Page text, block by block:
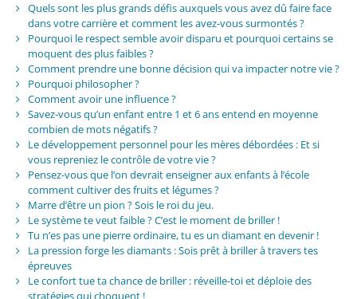
Quels sont les plus grands défis auxquels vous avez dû faire face
dans votre carrière et comment les avez-vous surmontés ?
Pourquoi le respect semble avoir disparu et pourquoi certains se
moquent des plus faibles ?
Comment prendre une bonne décision qui va impacter notre vie ?
Pourquoi philosopher ?
Comment avoir une influence ?
Savez-vous qu’un enfant entre 1 et 6 ans entend en moyenne
combien de mots négatifs ?
Le développement personnel pour les mères débordées : Et si
vous repreniez le contrôle de votre vie ?
Pensez-vous que l’on devrait enseigner aux enfants à l’école
comment cultiver des fruits et légumes ?
Marre d’être un pion ? Sois le roi du jeu.
Le système te veut faible ? C’est le moment de briller !
Tu n’es pas une pierre ordinaire, tu es un diamant en devenir !
La pression forge les diamants : Sois prêt à briller à travers tes
épreuves
Le confort tue ta chance de briller : réveille-toi et déploie des
stratégies qui choquent !